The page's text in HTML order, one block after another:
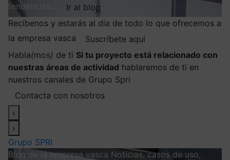
tendencias…
Ir al blog
Recíbenos y estarás al día de todo lo que ofrecemos a
la empresa vasca
Suscríbete aquí
Habla(mos) de ti Si tu proyecto está relacionado con
nuestras áreas de actividad hablaremos de ti en
nuestros canales de Grupo Spri
Contacta con nosotros
‹
›
Grupo SPRI
Blog de la empresa vasca Noticias, casos de uso,